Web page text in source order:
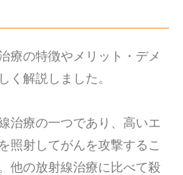
療の特徴やメリット・デメ
く解説しました。
治療の一つであり、高いエ
照射してがんを攻撃するこ
他の放射線治療に比べて殺